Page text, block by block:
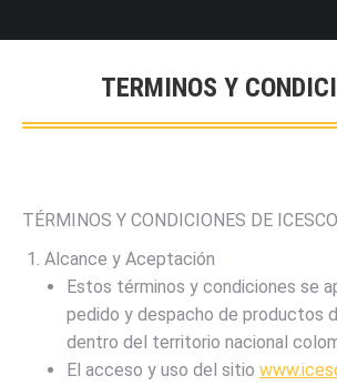
TERMINOS Y
TÉRMINOS Y CONDICIONES DE
Alcance y Aceptación
Estos términos y condiciones se
pedido y despacho de productos
dentro del territorio nacional
El acceso y uso del sitio